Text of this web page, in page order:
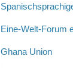
Eine-Welt-Forum
Ghana Union